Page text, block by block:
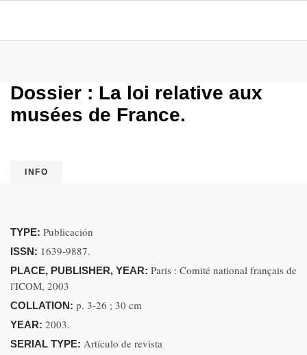
Dossier : La loi relative aux
musées de France.
INFO
TYPE: Publicación
ISSN: 1639-9887.
PLACE, PUBLISHER, YEAR: Paris : Comité national français de
l'ICOM, 2003
COLLATION: p. 3-26 ; 30 cm
YEAR: 2003.
SERIAL TYPE: Artículo de revista